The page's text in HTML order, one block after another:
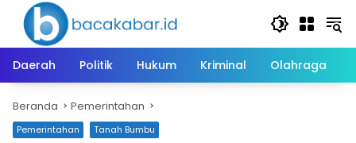
Langsung
konten
Daerah
Politik Hukum Kriminal Olahraga
Beranda Pemerintahan
Pemerintahan Tanah Bumbu